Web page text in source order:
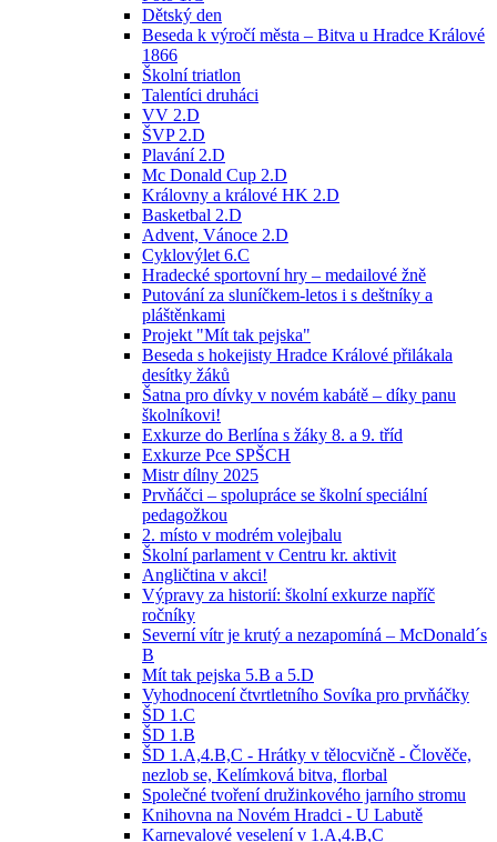
Dětský den
Beseda k výročí města – Bitva u Hradce Králové
1866
Školní triatlon
Talentíci druháci
VV 2.D
ŠVP 2.D
Plavání 2.D
Mc Donald Cup 2.D
Královny a králové HK 2.D
Basketbal 2.D
Advent, Vánoce 2.D
Cyklovýlet 6.C
Hradecké sportovní hry – medailové žně
Putování za sluníčkem-letos i s deštníky a
pláštěnkami
Projekt "Mít tak pejska"
Beseda s hokejisty Hradce Králové přilákala
desítky žáků
Šatna pro dívky v novém kabátě – díky panu
školníkovi!
Exkurze do Berlína s žáky 8. a 9. tříd
Exkurze Pce SPŠCH
Mistr dílny 2025
Prvňáčci – spolupráce se školní speciální
pedagožkou
2. místo v modrém volejbalu
Školní parlament v Centru kr. aktivit
Angličtina v akci!
Výpravy za historií: školní exkurze napříč
ročníky
Severní vítr je krutý a nezapomíná – McDonald´s
B
Mít tak pejska 5.B a 5.D
Vyhodnocení čtvrtletního Sovíka pro prvňáčky
ŠD 1.C
ŠD 1.B
ŠD 1.A,4.B,C - Hrátky v tělocvičně - Člověče,
nezlob se, Kelímková bitva, florbal
Společné tvoření družinkového jarního stromu
Knihovna na Novém Hradci - U Labutě
Karnevalové veselení v 1.A,4.B,C